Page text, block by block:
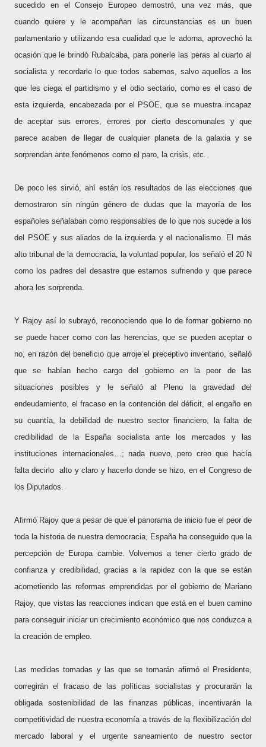
sucedido en el Consejo Europeo demostró, una vez más, que
cuando quiere y le acompañan las circunstancias es un buen
parlamentario y utilizando esa cualidad que le adorna, aprovechó la
ocasión que le brindó Rubalcaba, para ponerle las peras al cuarto al
socialista y recordarle lo que todos sabemos, salvo aquellos a los
que les ciega el partidismo y el odio sectario, como es el caso de
esta izquierda, encabezada por el PSOE, que se muestra incapaz
de aceptar sus errores, errores por cierto descomunales y que
parece acaben de llegar de cualquier planeta de la galaxia y se
sorprendan ante fenómenos como el paro, la crisis, etc.
De poco les sirvió, ahí están los resultados de las elecciones que
demostraron sin ningún género de dudas que la mayoría de los
españoles señalaban como responsables de lo que nos sucede a los
del PSOE y sus aliados de la izquierda y el nacionalismo. El más
alto tribunal de la democracia, la voluntad popular, los señaló el 20 N
como los padres del desastre que estamos sufriendo y que parece
ahora les sorprenda.
Y Rajoy así lo subrayó, reconociendo que lo de formar gobierno no
se puede hacer como con las herencias, que se pueden aceptar o
no, en razón del beneficio que arroje el preceptivo inventario, señaló
que se habían hecho cargo del gobierno en la peor de las
situaciones posibles y le señaló al Pleno la gravedad del
endeudamiento, el fracaso en la contención del déficit, el engaño en
su cuantía, la debilidad de nuestro sector financiero, la falta de
credibilidad de la España socialista ante los mercados y las
instituciones internacionales…; nada nuevo, pero creo que hacía
falta decirlo
alto y claro y hacerlo donde se hizo, en el Congreso de
los Diputados.
Afirmó Rajoy que a pesar de que el panorama de inicio fue el peor de
toda la historia de nuestra democracia, España ha conseguido que la
percepción de Europa cambie. Volvemos a tener cierto grado de
confianza y credibilidad, gracias a la rapidez con la que se están
acometiendo las reformas emprendidas por el gobierno de Mariano
Rajoy, que vistas las reacciones indican que está en el buen camino
para conseguir iniciar un crecimiento económico que nos conduzca a
la creación de empleo.
Las medidas tomadas y las que se tomarán afirmó el Presidente,
corregirán el fracaso de las políticas socialistas y procurarán la
obligada sostenibilidad de las finanzas públicas, incentivarán la
competitividad de nuestra economía a través de la flexibilización del
mercado laboral y el urgente saneamiento de nuestro sector